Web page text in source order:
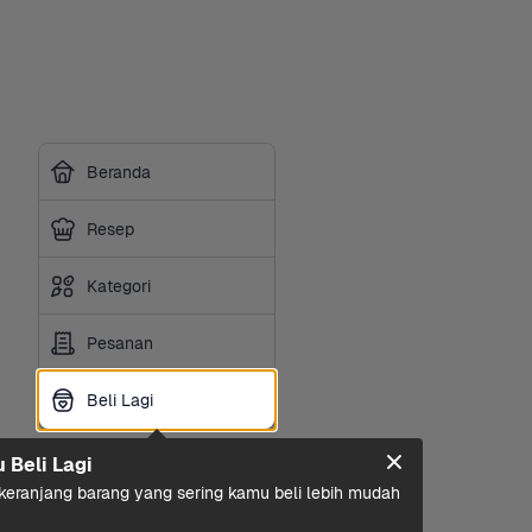
Beranda
Resep
Kategori
Pesanan
Beli Lagi
Beli Lagi
Beli Lagi
barang yang sering kamu beli lebih mudah